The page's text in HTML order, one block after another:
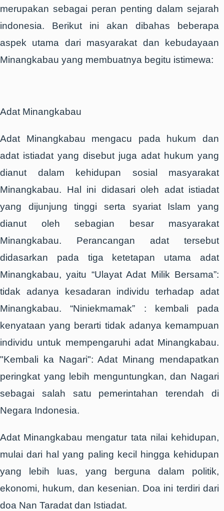
merupakan sebagai peran penting dalam sejarah
indonesia. Berikut ini akan dibahas beberapa
aspek utama dari masyarakat dan kebudayaan
Minangkabau yang membuatnya begitu istimewa:
Adat Minangkabau
Adat Minangkabau mengacu pada hukum dan
adat istiadat yang disebut juga adat hukum yang
dianut dalam kehidupan sosial masyarakat
Minangkabau. Hal ini didasari oleh adat istiadat
yang dijunjung tinggi serta syariat Islam yang
dianut oleh sebagian besar masyarakat
Minangkabau. Perancangan adat tersebut
didasarkan pada tiga ketetapan utama adat
Minangkabau, yaitu “Ulayat Adat Milik Bersama”:
tidak adanya kesadaran individu terhadap adat
Minangkabau. “Niniekmamak” : kembali pada
kenyataan yang berarti tidak adanya kemampuan
individu untuk mempengaruhi adat Minangkabau.
"Kembali ka Nagari": Adat Minang mendapatkan
peringkat yang lebih menguntungkan, dan Nagari
sebagai salah satu pemerintahan terendah di
Negara Indonesia.
Adat Minangkabau mengatur tata nilai kehidupan,
mulai dari hal yang paling kecil hingga kehidupan
yang lebih luas, yang berguna dalam politik,
ekonomi, hukum, dan kesenian. Doa ini terdiri dari
doa Nan Taradat dan Istiadat.